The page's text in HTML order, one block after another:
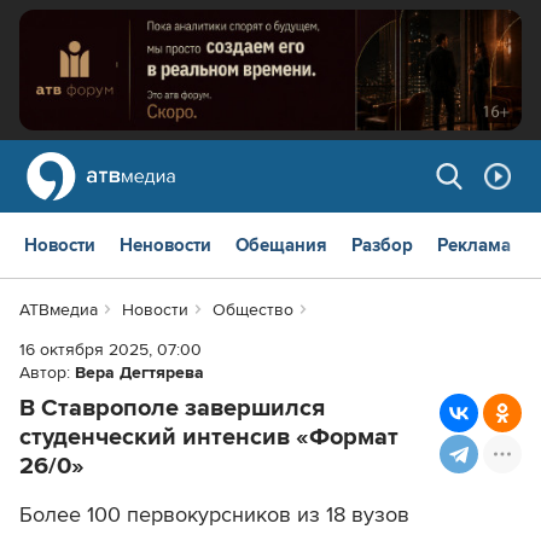
Новости Неновости Обещания Разбор Реклама
АТВмедиа Новости
Общество
16 октября 2025, 07:00
Автор: Вера Дегтярева
В Ставрополе завершился
студенческий интенсив «Формат
26/0»
Более 100 первокурсников из 18 вузов